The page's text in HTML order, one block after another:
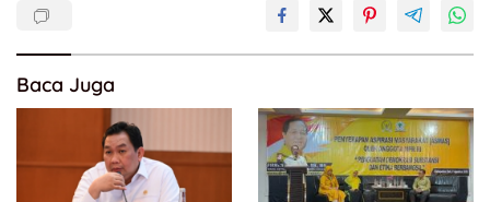
Baca Juga